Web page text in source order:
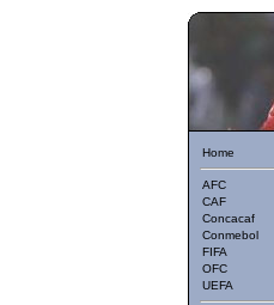
Home
AFC
CAF
Concacaf
Conmebol
FIFA
OFC
UEFA